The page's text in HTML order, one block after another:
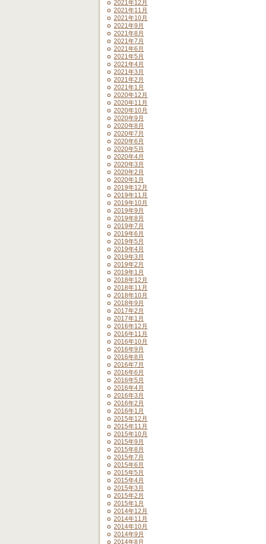
2021年12月
2021年11月
2021年10月
2021年9月
2021年8月
2021年7月
2021年6月
2021年5月
2021年4月
2021年3月
2021年2月
2021年1月
2020年12月
2020年11月
2020年10月
2020年9月
2020年8月
2020年7月
2020年6月
2020年5月
2020年4月
2020年3月
2020年2月
2020年1月
2019年12月
2019年11月
2019年10月
2019年9月
2019年8月
2019年7月
2019年6月
2019年5月
2019年4月
2019年3月
2019年2月
2019年1月
2018年12月
2018年11月
2018年10月
2018年9月
2017年2月
2017年1月
2016年12月
2016年11月
2016年10月
2016年9月
2016年8月
2016年7月
2016年6月
2016年5月
2016年4月
2016年3月
2016年2月
2016年1月
2015年12月
2015年11月
2015年10月
2015年9月
2015年8月
2015年7月
2015年6月
2015年5月
2015年4月
2015年3月
2015年2月
2015年1月
2014年12月
2014年11月
2014年10月
2014年9月
2014年8月